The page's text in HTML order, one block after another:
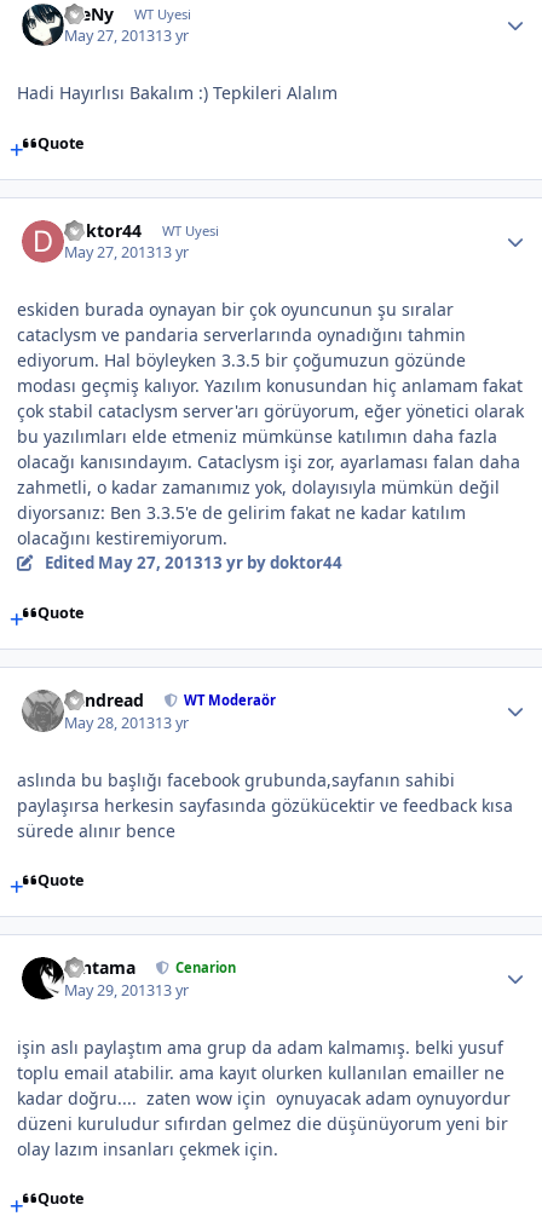
WeNy WT Uyesi
May 27, 201313 yr
Hadi Hayırlısı Bakalım :) Tepkileri Alalım
Quote
doktor44 WT Uyesi
May 27, 201313 yr
eskiden burada oynayan bir çok oyuncunun şu sıralar
cataclysm ve pandaria serverlarında oynadığını tahmin
ediyorum. Hal böyleyken 3.3.5 bir çoğumuzun gözünde
modası geçmiş kalıyor. Yazılım konusundan hiç anlamam fakat
çok stabil cataclysm server'arı görüyorum, eğer yönetici olarak
bu yazılımları elde etmeniz mümkünse katılımın daha fazla
olacağı kanısındayım. Cataclysm işi zor, ayarlaması falan daha
zahmetli, o kadar zamanımız yok, dolayısıyla mümkün değil
diyorsanız: Ben 3.3.5'e de gelirim fakat ne kadar katılım
olacağını kestiremiyorum.
Edited May 27, 201313 yrby doktor44
Quote
Vandread WT Moderaör
May 28, 201313 yr
aslında bu başlığı facebook grubunda,sayfanın sahibi
paylaşırsa herkesin sayfasında gözükücektir ve feedback kısa
sürede alınır bence
Quote
Gintama Cenarion
May 29, 201313 yr
işin aslı paylaştım ama grup da adam kalmamış. belki yusuf
toplu email atabilir. ama kayıt olurken kullanılan emailler ne
kadar doğru.... zaten wow için oynuyacak adam oynuyordur
düzeni kuruludur sıfırdan gelmez die düşünüyorum yeni bir
olay lazım insanları çekmek için.
Quote